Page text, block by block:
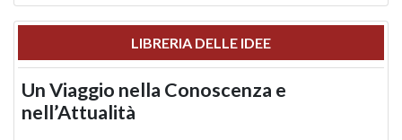
LIBRERIA DELLE IDEE
Un Viaggio nella Conoscenza e
nell’Attualità